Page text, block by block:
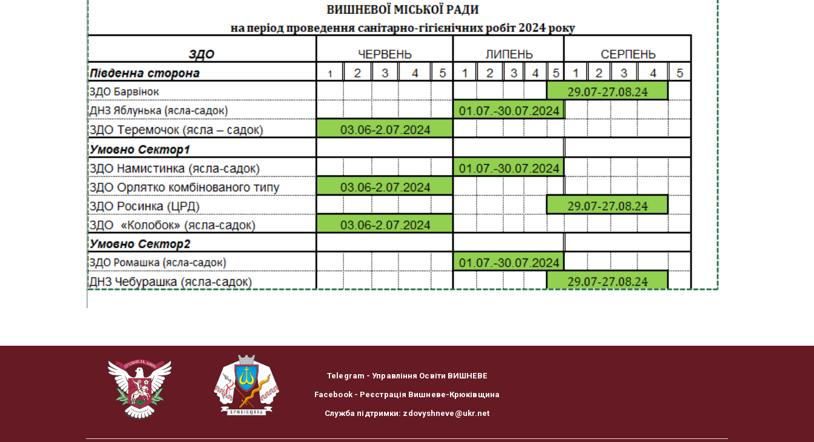
Telegram - Управління Освіти ВИШНЕВЕ
Facebook - Реєстрація Вишневе-Крюківщина
Служба підтримки: zdovyshneve@ukr.net